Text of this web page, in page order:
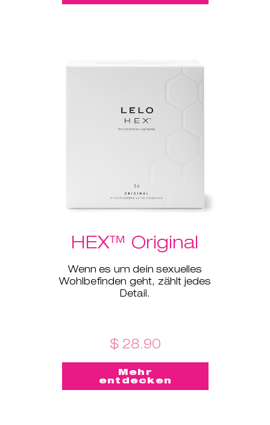
HEX™ Original
Wenn es um dein sexuelles
Wohlbefinden geht, zählt jedes
Detail.
$ 28.90
Mehr
entdecken